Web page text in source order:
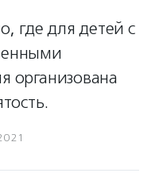
где для детей с
организована